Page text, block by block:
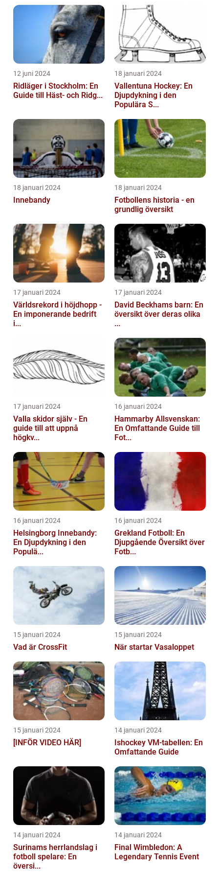
12 juni 2024
Ridläger i Stockholm: En
Guide till Häst- och Ridg...
18 januari 2024
Vallentuna Hockey: En
Djupdykning i den
Populära S...
18 januari 2024
Innebandy
18 januari 2024
Fotbollens historia - en
grundlig översikt
17 januari 2024
Världsrekord i höjdhopp -
En imponerande bedrift
i...
17 januari 2024
David Beckhams barn: En
översikt över deras olika
...
17 januari 2024
Valla skidor själv - En
guide till att uppnå
högkv...
16 januari 2024
Hammarby Allsvenskan:
En Omfattande Guide till
Fot...
16 januari 2024
Helsingborg Innebandy:
En Djupdykning i den
Populä...
16 januari 2024
Grekland Fotboll: En
Djupgående Översikt över
Fotb...
15 januari 2024
Vad är CrossFit
15 januari 2024
När startar Vasaloppet
15 januari 2024
[INFÖR VIDEO HÄR]
14 januari 2024
Ishockey VM-tabellen: En
Omfattande Guide
14 januari 2024
Surinams herrlandslag i
fotboll spelare: En
översi...
14 januari 2024
Final Wimbledon: A
Legendary Tennis Event